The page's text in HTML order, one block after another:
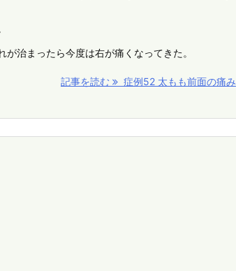
治まったら今度は右が痛くなってきた。
記事を読む 症例52 太もも前面の痛み